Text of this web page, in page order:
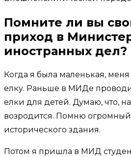
Помните ли вы
приход в
иностранных дел?
Когда я была маленькая,
елку. Раньше в МИДе
елки для детей. Думаю, что,
возродится. Помню огромный
исторического здания.
Потом я пришла в МИД